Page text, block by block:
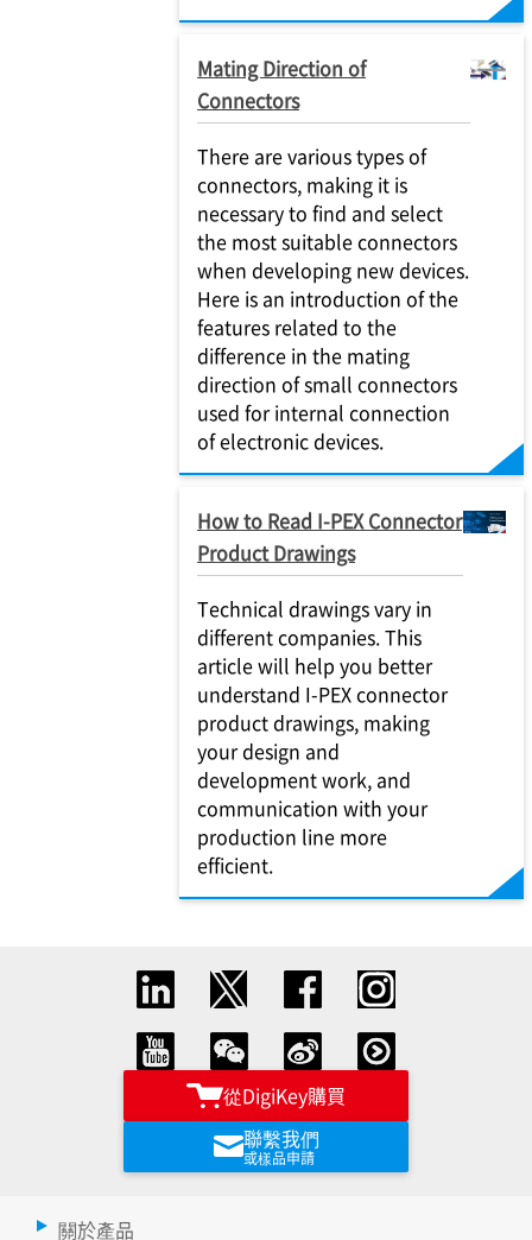
Mating Direction of
Connectors
There are various types of
connectors, making it is
necessary to find and select
the most suitable connectors
when developing new devices.
Here is an introduction of the
features related to the
difference in the mating
direction of small connectors
used for internal connection
of electronic devices.
How to Read I-PEX Connector
Product Drawings
Technical drawings vary in
different companies. This
article will help you better
understand I-PEX connector
product drawings, making
your design and
development work, and
communication with your
production line more
efficient.
從DigiKey購買
聯繫我們
或樣品申請
關於產品